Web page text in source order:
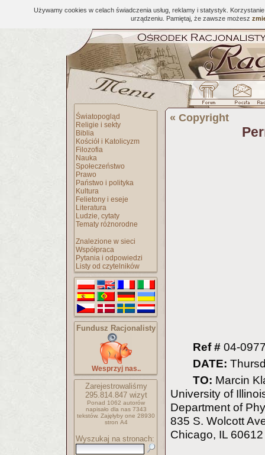
Używamy cookies w celach świadczenia usług, reklamy i statystyk.
urządzeniu. Pamiętaj, że zawsze możesz
Światopogląd
Religie i sekty
Biblia
Kościół i Katolicyzm
Filozofia
Nauka
Społeczeństwo
Prawo
Państwo i polityka
Kultura
Felietony i eseje
Literatura
Ludzie, cytaty
Tematy różnorodne
Znalezione w sieci
Współpraca
Pytania i odpowiedzi
Listy od czytelników
Fundusz Racjonalisty
Wesprzyj nas..
Zarejestrowaliśmy
295.814.847wizyt
Ponad 1062 autorów
napisało dla nas 7343
tekstów. Zajęłyby one 28930
stron A4
Wyszukaj na stronach:
« Copyright
Ref # 04-
DATE:
TO: Marcin
University of
Department of
835 S. Wolcott
Chicago, IL 60612